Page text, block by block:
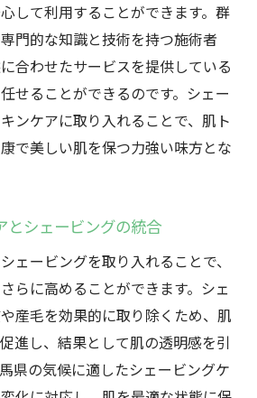
リーな施術を可能にする環境
然を活かしたサロンの特徴
グがもたらす精神的なリフレッ
間での施術が与える安心感
ッショナルが提供するシェー
がもたらすシェービング体験
る個別対応の施術
が実現する肌への優しさ
が詰まったシェービングの流れ
けるシェービング教育の背景
ショナルが誇る群馬県のサービ
して利用することができます。群
門的な知識と技術を持つ施術者
合わせたサービスを提供している
せることができるのです。シェー
ンケアに取り入れることで、肌ト
で美しい肌を保つ力強い味方とな
とシェービングの統合
ェービングを取り入れることで、
らに高めることができます。シェ
産毛を効果的に取り除くため、肌
進し、結果として肌の透明感を引
県の気候に適したシェービングケ